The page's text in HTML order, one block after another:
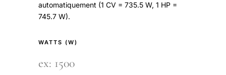
automatiquement (1 CV = 735.5 W, 1 HP =
745.7 W).
WATTS (W)